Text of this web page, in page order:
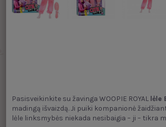
Pasisveikinkite su žavinga WOOPIE ROYAL lėle
madingą išvaizdą. Ji puiki kompanionė
lėle linksmybės niekada nesibaigia – ji – tikra